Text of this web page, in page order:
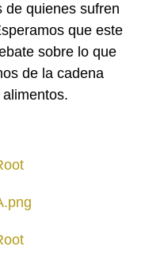
de quienes sufren
que este
sobre lo que
de la cadena
.